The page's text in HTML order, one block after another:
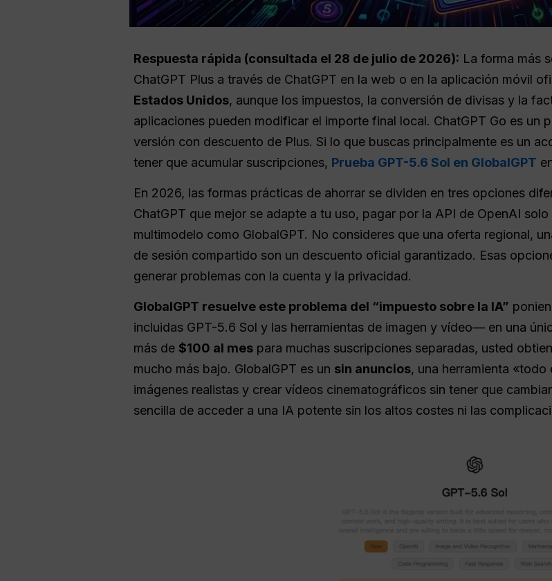
Respuesta rápida (consultada el 28 de julio de 2026): La forma más
ChatGPT Plus a través de ChatGPT en la web o en la aplicación móvil
Estados Unidos, aunque los impuestos, la conversión de divisas y la
aplicaciones pueden modificar el importe final local. ChatGPT Go es un
versión con descuento de Plus. Si lo que buscas principalmente es un
tener que acumular suscripciones, Prueba GPT-5.6 Sol en GlobalGPT
En 2026, las formas prácticas de ahorrar se dividen en tres opciones
ChatGPT que mejor se adapte a tu uso, pagar por la API de OpenAI
multimodelo como GlobalGPT. No consideres que una oferta regional,
de sesión compartido son un descuento oficial garantizado. Esas
generar problemas con la cuenta y la privacidad.
GlobalGPT resuelve este problema del “impuesto sobre la IA”
incluidas GPT-5.6 Sol y las herramientas de imagen y vídeo— en una
más de $100 al mes para muchas suscripciones separadas, usted
mucho más bajo. GlobalGPT es un sin anuncios, una herramienta
imágenes realistas y crear vídeos cinematográficos sin tener que
sencilla de acceder a una IA potente sin los altos costes ni las